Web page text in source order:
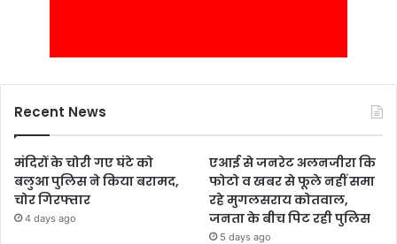
Recent News
मंदिरों के चोरी गए घंटे को
बलुआ पुलिस ने किया बरामद,
चोर गिरफ्तार
4 days ago
एआई से जनरेट अलनजीरा कि
फोटो व खबर से फूले नहीं समा
रहे मुगलसराय कोतवाल,
जनता के बीच पिट रही पुलिस
5 days ago